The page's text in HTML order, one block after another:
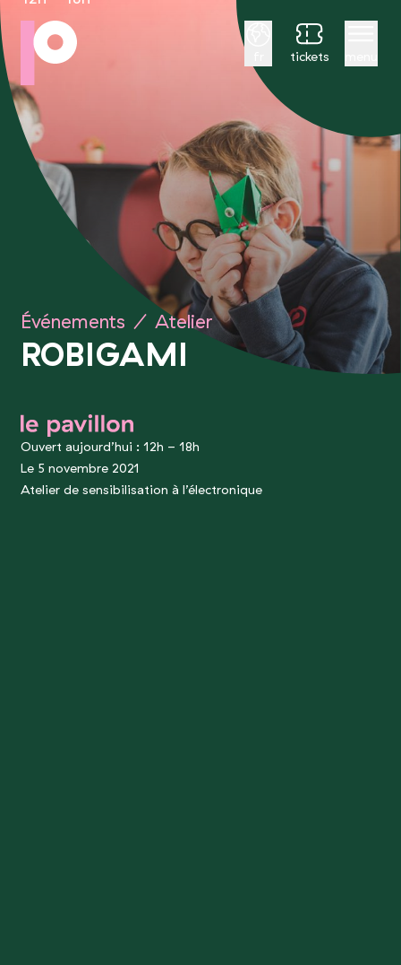
Françaistickets
Événements / Atelier
ROBIGAMI
le pavillon
Ouvert aujourd’hui : 12h - 18h
Le 5 novembre 2021
Atelier de sensibilisation à l’électronique